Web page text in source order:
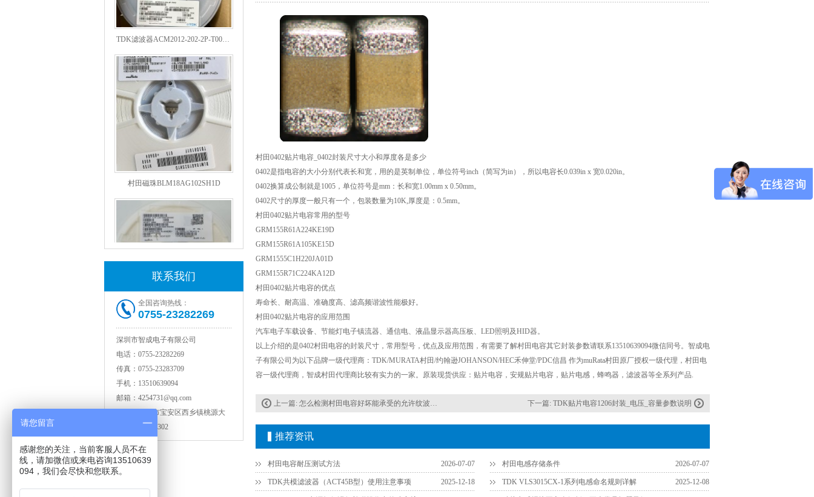
村田电感LQW18AN15NG00D
联系我们
全国咨询热线：
0755-23282269
深圳市智成电子有限公司
电话： 0755-23282269
传真： 0755-23283709
手机： 13510639094
邮箱： 4254731@qq.com
深圳市宝安区西乡镇桃源大
厦B座302
村田0402贴片电容_0402封装尺寸大小和厚度各是多少
0402是指电容的大小分别代表长和宽，用的是英制单位，单位符号inch（简写为in），所以电容长0.039in x 宽0.020in。
0402换算成公制就是1005，单位符号是mm：长和宽1.00mm x 0.50mm。
0402尺寸的厚度一般只有一个，包装数量为10K,厚度是：0.5mm。
村田0402贴片电容常用的型号
GRM155R61A224KE19D
GRM155R61A105KE15D
GRM1555C1H220JA01D
GRM155R71C224KA12D
村田0402贴片电容的优点
寿命长、耐高温、准确度高、滤高频谐波性能极好。
村田0402贴片电容的应用范围
汽车电子车载设备、节能灯电子镇流器、通信电、液晶显示器高压板、LED照明及HID器。
以上介绍的是0402村田电容的封装尺寸，常用型号，优点及应用范围，有需要了解村田电容其它封装参数请联系13510639094微信同号。智成电
子有限公司为以下品牌一级代理商：TDK/MURATA村田/约翰逊JOHANSON/HEC禾伸堂/PDC信昌 作为muRata村田原厂授权一级代理，村田电
容一级代理商，智成村田代理商比较有实力的一家。原装现货供应：贴片电容，安规贴片电容，贴片电感，蜂鸣器，滤波器等全系列产品.
上一篇: 怎么检测村田电容好坏能承受的允许纹波电流 下一篇: TDK贴片电容1206封装_电压_容量参数说明
推荐资讯
村田电容耐压测试方法 2026-07-07 村田电感存储条件 2026-07-07
TDK共模滤波器（ACT45B型）使用注意事项 2025-12-18 TDK VLS3015CX-1系列电感命名规则详解 2025-12-08
请您留言
感谢您的关注，当前客服人员不在
线，请加微信或来电咨询13510639
094，我们会尽快和您联系。